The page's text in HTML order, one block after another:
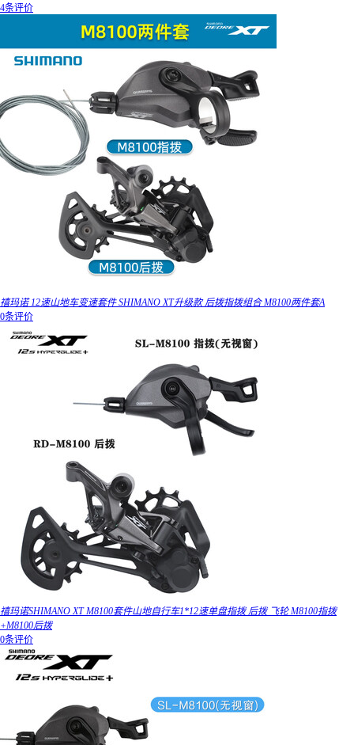
4条评价
禧玛诺 12速山地车变速套件 SHIMANO XT升级款 后拨指拨组合 M8100两件套A
0条评价
禧玛诺SHIMANO XT M8100套件山地自行车1*12速单盘指拨 后拨 飞轮 M8100指拨
+M8100后拨
0条评价